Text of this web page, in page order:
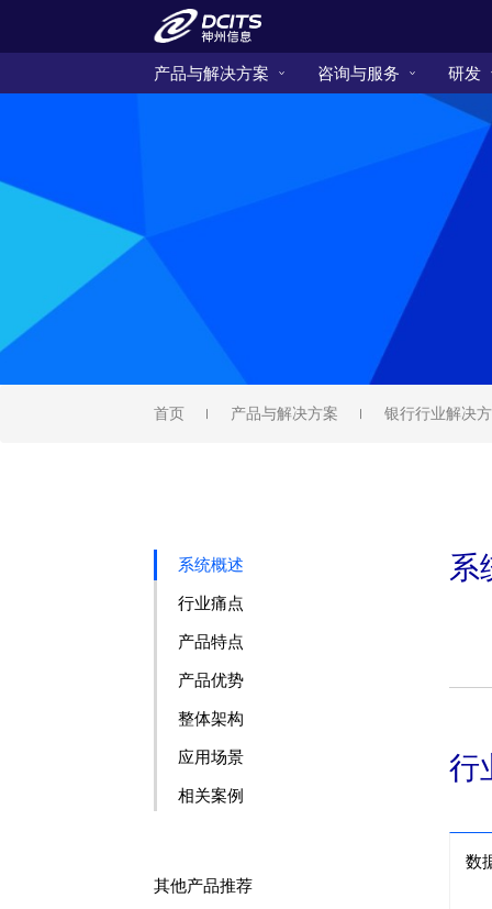
产品与解决方案 咨询与服务 研发
首页 产品与解决方案 银行行业解决
系
行
数
系统概述
行业痛点
产品特点
产品优势
整体架构
应用场景
相关案例
其他产品推荐